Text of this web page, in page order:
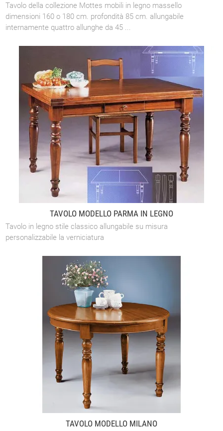
Tavolo della collezione Mottes mobili in legno massello
dimensioni 160 o 180 cm. profondità 85 cm. allungabile
internamente quattro allunghe da 45 ...
TAVOLO MODELLO PARMA IN LEGNO
Tavolo in legno stile classico allungabile su misura
personalizzabile la verniciatura
TAVOLO MODELLO MILANO